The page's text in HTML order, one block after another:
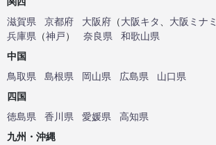
滋賀県
京都府 大阪府 （大阪キタ 大阪ミナミ
兵庫県 （神戸） 奈良県
和歌山県
中国
鳥取県
島根県 岡山県 広島県
山口県
四国
徳島県
香川県 愛媛県
高知県
九州・沖縄